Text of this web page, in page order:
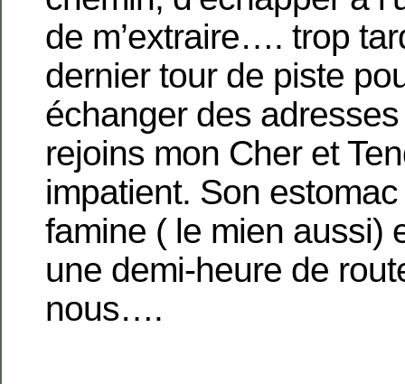
de m’extraire…. trop
dernier tour de piste
échanger des
rejoins mon Cher et
impatient. Son
famine ( le mien aussi)
une demi-heure de
nous….